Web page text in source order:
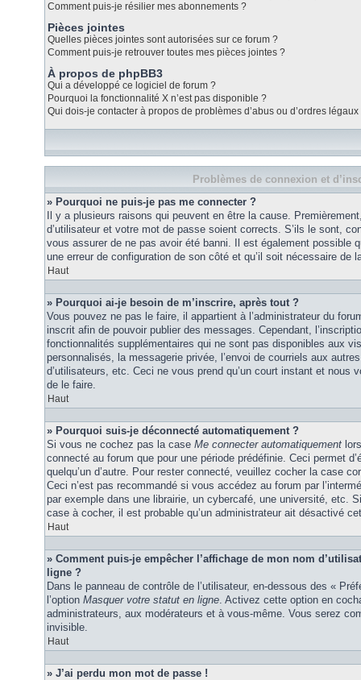
Comment puis-je résilier mes abonnements ?
Pièces jointes
Quelles pièces jointes sont autorisées sur ce forum ?
Comment puis-je retrouver toutes mes pièces jointes ?
À propos de phpBB3
Qui a développé ce logiciel de forum ?
Pourquoi la fonctionnalité X n’est pas disponible ?
Qui dois-je contacter à propos de problèmes d’abus ou d’ordres
Problèmes de connexion et
» Pourquoi ne puis-je pas me connecter ?
Il y a plusieurs raisons qui peuvent en être la cause.
d’utilisateur et votre mot de passe soient corrects. S’ils le sont,
vous assurer de ne pas avoir été banni. Il est également possible
une erreur de configuration de son côté et qu’il soit nécessaire de
Haut
» Pourquoi ai-je besoin de m’inscrire, après tout ?
Vous pouvez ne pas le faire, il appartient à l’administrateur du
inscrit afin de pouvoir publier des messages. Cependant,
fonctionnalités supplémentaires qui ne sont pas disponibles aux
personnalisés, la messagerie privée, l’envoi de courriels aux
d’utilisateurs, etc. Ceci ne vous prend qu’un court instant et nous
de le faire.
Haut
» Pourquoi suis-je déconnecté automatiquement ?
Si vous ne cochez pas la case Me connecter automatiquement
connecté au forum que pour une période prédéfinie. Ceci permet
quelqu’un d’autre. Pour rester connecté, veuillez cocher la case
Ceci n’est pas recommandé si vous accédez au forum par
par exemple dans une librairie, un cybercafé, une université, etc.
case à cocher, il est probable qu’un administrateur ait désactivé
Haut
» Comment puis-je empêcher l’affichage de mon nom
ligne ?
Dans le panneau de contrôle de l’utilisateur, en-dessous des «
l’option Masquer votre statut en ligne. Activez cette option en
administrateurs, aux modérateurs et à vous-même. Vous serez
invisible.
Haut
» J’ai perdu mon mot de passe !